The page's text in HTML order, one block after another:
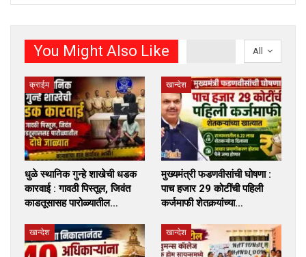
All
You Might Also Like
क्राईम
धुळे स्थानिक गुन्हे शाखेची धडक
कारवाई : गावठी पिस्तूल, जिवंत
काडतूसासह पारोळ्यातील…
खान्देश
मुख्यमंत्री फडणवीसांची घोषणा :
पाच हजार 29 कोटींची पहिली
कर्जमाफी शेतकर्‍यांच्या…
खान्देश खान्देश